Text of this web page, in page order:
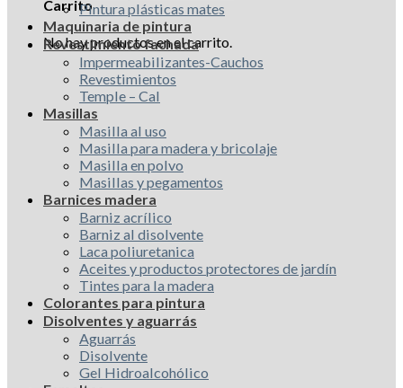
Carrito
No hay productos en el carrito.
Pintura plásticas mates
Maquinaria de pintura
Revestimiento fachada
Impermeabilizantes-Cauchos
Revestimientos
Temple – Cal
Masillas
Masilla al uso
Masilla para madera y bricolaje
Masilla en polvo
Masillas y pegamentos
Barnices madera
Barniz acrílico
Barniz al disolvente
Laca poliuretanica
Aceites y productos protectores de jardín
Tintes para la madera
Colorantes para pintura
Disolventes y aguarrás
Aguarrás
Disolvente
Gel Hidroalcohólico